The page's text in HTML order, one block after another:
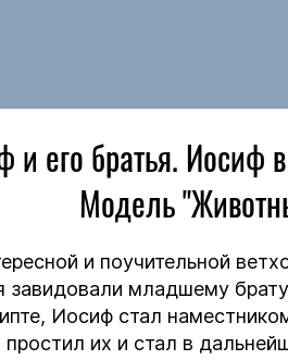
его братья. Иосиф
Модель
и поучительной
младшему
Иосиф стал
простил их и стал в